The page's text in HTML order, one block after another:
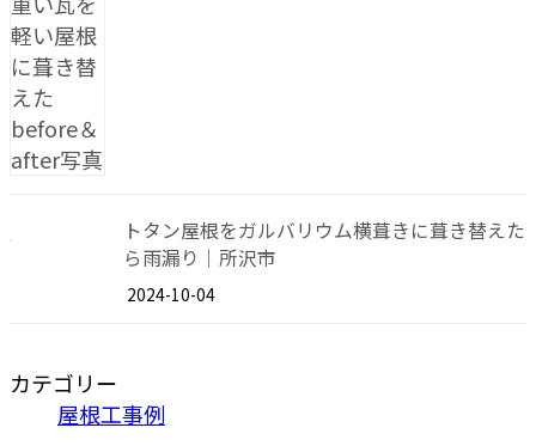
トタン屋根をガルバリウム横葺きに葺き替えた
ら雨漏り｜所沢市
2024-10-04
カテゴリー
屋根工事例